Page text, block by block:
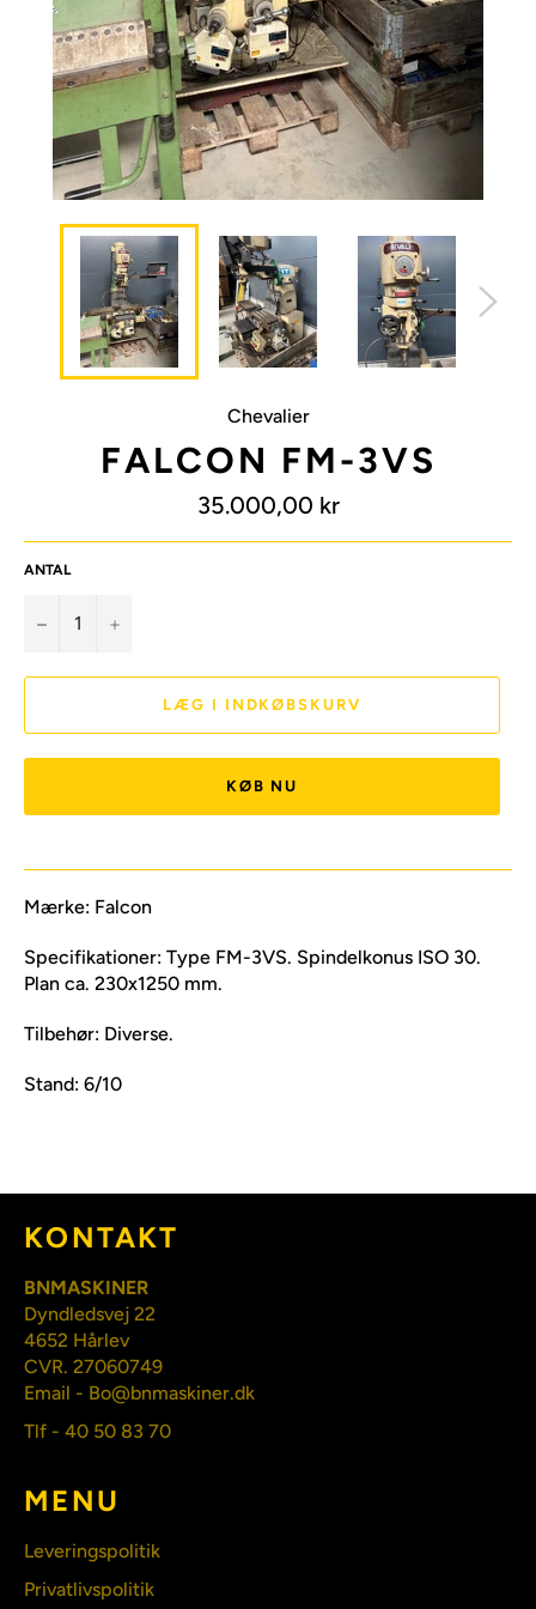
Chevalier
FALCON FM-3VS
Normalpris
35.000,00 kr
ANTAL
− +
LÆG I INDKØBSKURV
KØB NU
Mærke: Falcon
Specifikationer: Type FM-3VS. Spindelkonus ISO 30.
Plan ca. 230x1250 mm.
Tilbehør: Diverse.
Stand: 6/10
KONTAKT
BNMASKINER
Dyndledsvej 22
4652 Hårlev
CVR. 27060749
Email - Bo@bnmaskiner.dk
Tlf - 40 50 83 70
MENU
Leveringspolitik
Privatlivspolitik